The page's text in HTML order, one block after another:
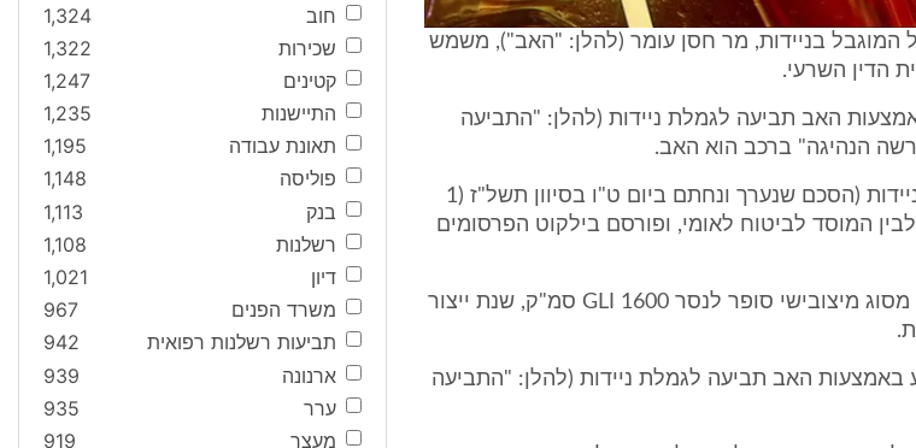
19.11.95, אביו של המוגבל בניידות, מר חסן עומר (להלן: "האב"), משמש
הדין השרעי.
הנתבע באמצעות האב תביעה לגמלת ניידות (להלן: "התביעה
הנהיגה" ברכב הוא האב.
4. התביעה אושרה לפי הסכם הניידות (הסכם שנערך ונחתם ביום ט"ו בסיוון תשל"ז (1
לבין המוסד לביטוח לאומי, ופורסם בילקוט הפרסומים
ביום 24.11.95 רכש הנתבע רכב מסוג מיצובישי סופר לנסר GLI 1600 סמ"ק, שנת ייצור
הנתבע באמצעות האב תביעה לגמלת ניידות (להלן: "התביעה
חוב
1,324
שכירות
1,322
קטינים
1,247
התיישנות
1,235
תאונת עבודה
1,195
פוליסה
1,148
בנק
1,113
רשלנות
1,108
דיון
1,021
משרד הפנים
967
תביעות רשלנות רפואית
942
ארנונה
939
ערר
935
מעצר
919